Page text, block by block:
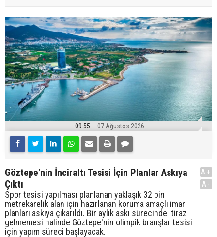
09:55 07 Ağustos 2026
Göztepe'nin İnciraltı Tesisi İçin Planlar Askıya
Çıktı
Spor tesisi yapılması planlanan yaklaşık 32 bin
metrekarelik alan için hazırlanan koruma amaçlı imar
planları askıya çıkarıldı. Bir aylık askı sürecinde itiraz
gelmemesi halinde Göztepe'nin olimpik branşlar tesisi
için yapım süreci başlayacak.
A+
A-